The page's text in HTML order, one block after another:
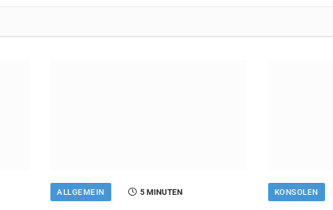
ALLGEMEIN 5 MINUTEN KONSOLEN